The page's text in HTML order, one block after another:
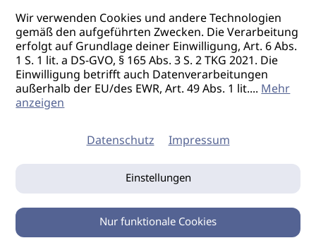
Wir verwenden Cookies und andere Technologien
gemäß den aufgeführten Zwecken. Die Verarbeitung
erfolgt auf Grundlage deiner Einwilligung, Art. 6 Abs.
1 S. 1 lit. a DS-GVO, § 165 Abs. 3 S. 2 TKG 2021. Die
Einwilligung betrifft auch Datenverarbeitungen
außerhalb der EU/des EWR, Art. 49 Abs. 1 lit....Mehr
anzeigen
Datenschutz Impressum
Einstellungen
Nur funktionale Cookies